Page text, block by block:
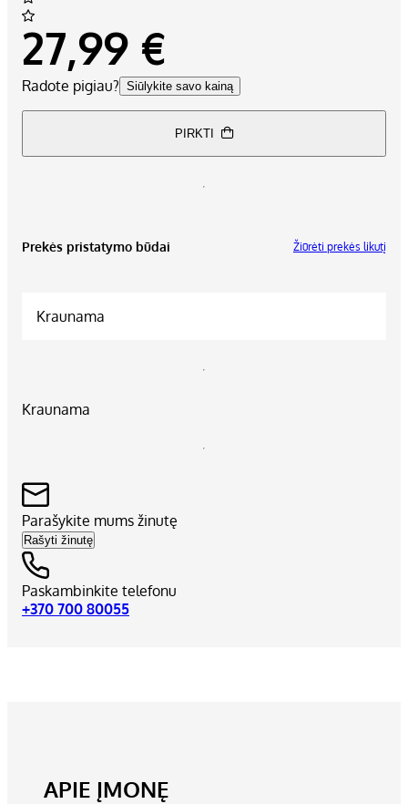
27,99 €
Radote pigiau? Siūlykite savo kainą
PIRKTI
Prekės pristatymo būdai Žiūrėti prekės likutį
Kraunama
Kraunama
Parašykite mums žinutę
Rašyti žinutę
Paskambinkite telefonu
+370 700 80055
APIE ĮMONĘ